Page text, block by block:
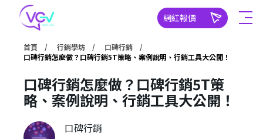
網紅報價
首頁 行銷學坊
口碑行銷
口碑行銷怎麼做？口碑行銷5T策略、案例說明、行銷工具大公開！
口碑行銷怎麼做？口碑行銷5T策
略、案例說明、行銷工具大公開！
口碑行銷